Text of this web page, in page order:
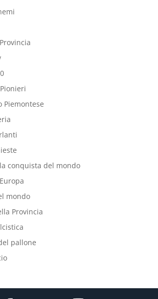
Piemontese
conquista del mondo
mondo
Provincia
pallone